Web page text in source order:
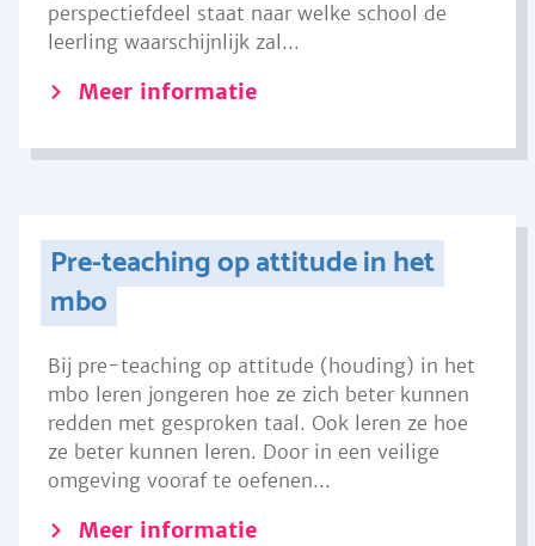
perspectiefdeel staat naar welke school de
leerling waarschijnlijk zal...
Meer informatie
Pre-teaching op attitude in het
mbo
Bij pre-teaching op attitude (houding) in het
mbo leren jongeren hoe ze zich beter kunnen
redden met gesproken taal. Ook leren ze hoe
ze beter kunnen leren. Door in een veilige
omgeving vooraf te oefenen...
Meer informatie